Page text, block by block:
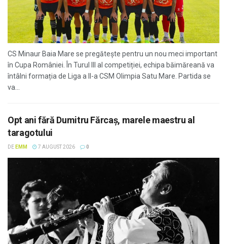
CS Minaur Baia Mare se pregătește pentru un nou meci important
în Cupa României. În Turul III al competiției, echipa băimăreană va
întâlni formația de Liga a II-a CSM Olimpia Satu Mare. Partida se
va...
Opt ani fără Dumitru Fărcaș, marele maestru al
taragotului
DE EMM 7 AUGUST 2026 0